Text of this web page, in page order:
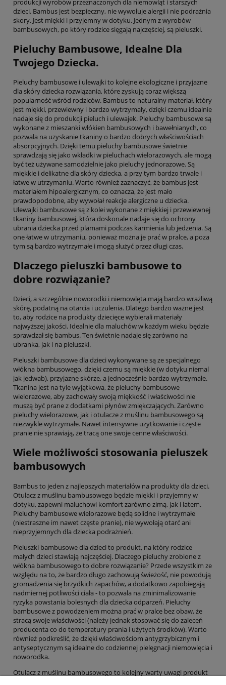
dzieci. Bambus jest bezpieczny, nie wywołuje alergii i nie podrażnia
skory. Jest miękki i przyjemny w dotyku. Jednym z wyrobów
bambusowych, po który rodzice sięgają najczęściej, są pieluszki.
Pieluchy Bambusowe, Idealne Dla
Twojego Dziecka.
Pieluchy bambusowe i ulewajki to kolejne ekologiczne i przyjazne
dla skóry dziecka rozwiązania, które zyskują coraz większą
popularność wśród rodziców. Bambus to naturalny materiał, który
jest miękki, przewiewny i bardzo wytrzymały, dzięki czemu idealnie
nadaje się do produkcji pieluch i ulewajek. Pieluchy bambusowe są
wykonane z mieszanki włókien bambusowych i bawełnianych, co
pozwala na uzyskanie tkaniny o bardzo dobrych właściwościach
absorpcyjnych. Dzięki temu pieluchy bambusowe świetnie
sprawdzają się jako wkładki w pieluchach wielorazowych, ale mogą
być też używane samodzielnie jako pieluchy jednorazowe. Są
miękkie i delikatne dla skóry dziecka, a przy tym bardzo trwałe i
łatwe w utrzymaniu. Warto również zaznaczyć, że bambus jest
materiałem hipoalergicznym, co oznacza, że jest mało
prawdopodobne, aby wywołał reakcje alergiczne u dziecka.
Ulewajki bambusowe są z kolei wykonane z miękkiej i przewiewnej
tkaniny bambusowej, która doskonale nadaje się do ochrony
ubrania dziecka przed plamami podczas karmienia lub jedzenia. Są
one łatwe w utrzymaniu, ponieważ można je prać w pralce, a poza
tym są bardzo wytrzymałe i mogą służyć przez długi czas.
Dlaczego pieluszki bambusowe to
dobre rozwiązanie?
Dzieci, a szczególnie noworodki i niemowlęta mają bardzo wrażliwą
skórę, podatną na otarcia i uczulenia. Dlatego bardzo ważne jest
to, aby rodzice na produkty dziecięce wybierali materiały
najwyższej jakości. Idealnie dla maluchów w każdym wieku będzie
sprawdzał się bambus. Ten świetnie nadaje się zarówno na
ubranka, jak i na pieluszki.
Pieluszki bambusowe dla dzieci wykonywane są ze specjalnego
włókna bambusowego, dzięki czemu są miękkie (w dotyku niemal
jak jedwab), przyjazne skórze, a jednocześnie bardzo wytrzymałe.
Tkanina jest na tyle wyjątkowa, że pieluchy bambusowe
wielorazowe, aby zachowały swoją miękkość i właściwości nie
muszą być prane z dodatkami płynów zmiękczających. Zarówno
pieluchy wielorazowe, jak i otulacze z muślinu bambusowego są
niezwykle wytrzymałe. Nawet intensywne użytkowanie i częste
pranie nie sprawiają, że tracą one swoje cenne właściwości.
Wiele możliwości stosowania pieluszek
bambusowych
Bambus to jeden z najlepszych materiałów na produkty dla dzieci.
Otulacz z muślinu bambusowego będzie miękki i przyjemny w
dotyku, zapewni maluchowi komfort zarówno zimą, jak i latem.
Pieluchy bambusowe wielorazowe będą solidne i wytrzymałe
(niestraszne im nawet częste pranie), nie wywołają otarć ani
nieprzyjemnych dla dziecka podrażnień.
Pieluszki bambusowe dla dzieci to produkt, na który rodzice
małych dzieci stawiają najczęściej. Dlaczego pieluchy zrobione z
włókna bambusowego to dobre rozwiązanie? Przede wszystkim ze
względu na to, że bardzo długo zachowują świeżość, nie powodują
gromadzenia się brzydkich zapachów, a dodatkowo zapobiegają
nadmiernej potliwości ciała - to pozwala na zminimalizowanie
ryzyka powstania bolesnych dla dziecka odparzeń. Pieluchy
bambusowe z powodzeniem można prać w pralce bez obaw, że
stracą swoje właściwości (należy jednak stosować się do zaleceń
producenta co do temperatury prania i użytych środków). Warto
również podkreślić, że dzięki właściwościom antygrzybicznym i
antyseptycznym są idealne do codziennej pielęgnacji niemowlęcia i
noworodka.
Otulacz z muślinu bambusowego to kolejny warty uwagi produkt